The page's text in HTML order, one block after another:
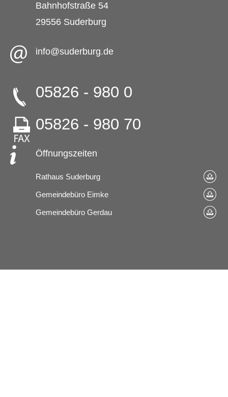
Bahnhofstraße 54
29556 Suderburg
info@suderburg.de
05826 - 980 0
05826 - 980 70
Öffnungszeiten
Rathaus Suderburg
Gemeindebüro Eimke
Gemeindebüro Gerdau